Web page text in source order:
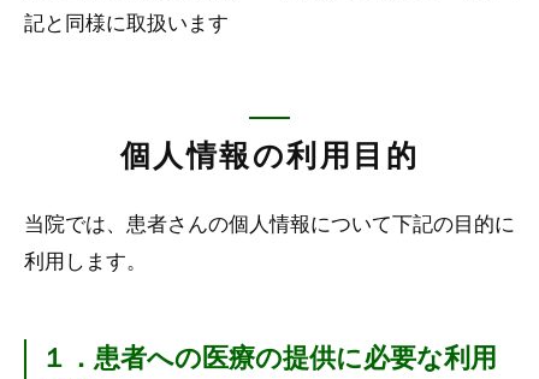
記と同様に取扱います
個人情報の利用目的
当院では、患者さんの個人情報について下記の目的に
利用します。
１．患者への医療の提供に必要な利用